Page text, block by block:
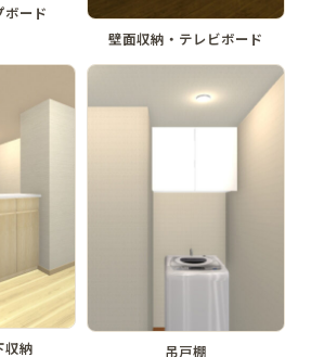
ード
壁面収納・テレビボード
収納 吊戸棚